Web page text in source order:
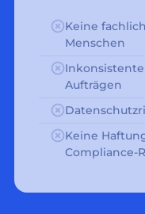
Keine
Menschen
Aufträgen
Keine
Compliance-